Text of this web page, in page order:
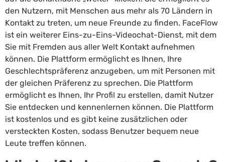
den Nutzern, mit Menschen aus mehr als 70 Ländern in
Kontakt zu treten, um neue Freunde zu finden. FaceFlow
ist ein weiterer Eins-zu-Eins-Videochat-Dienst, mit dem
Sie mit Fremden aus aller Welt Kontakt aufnehmen
können. Die Plattform ermöglicht es Ihnen, Ihre
Geschlechtspräferenz anzugeben, um mit Personen mit
der gleichen Präferenz zu sprechen. Die Plattform
ermöglicht es Ihnen, Ihr Profil zu erstellen, damit Nutzer
Sie entdecken und kennenlernen können. Die Plattform
ist kostenlos und es gibt keine zusätzlichen oder
versteckten Kosten, sodass Benutzer bequem neue
Leute treffen können.